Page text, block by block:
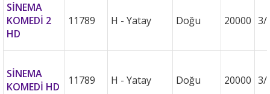
SİNEMA
KOMEDİ 2
HD
11789 H - Yatay Doğu 20000 3/
SİNEMA
KOMEDİ HD
11789 H - Yatay Doğu 20000 3/